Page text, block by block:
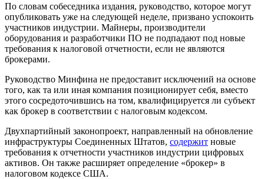
По словам собеседника издания, руководство, которое могут
опубликовать уже на следующей неделе, призвано успокоить
участников индустрии. Майнеры, производители
оборудования и разработчики ПО не подпадают под новые
требования к налоговой отчетности, если не являются
брокерами.
Руководство Минфина не предоставит исключений на основе
того, как та или иная компания позиционирует себя, вместо
этого сосредоточившись на том, квалифицируется ли субъект
как брокер в соответствии с налоговым кодексом.
Двухпартийный законопроект, направленный на обновление
инфраструктуры Соединенных Штатов, содержит новые
требования к отчетности участников индустрии цифровых
активов. Он также расширяет определение «брокер» в
налоговом кодексе США.